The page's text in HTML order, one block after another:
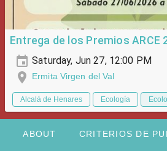
Entrega de los Premios ARCE
Saturday, Jun 27, 12:00 PM
Ermita Virgen del Val
Alcalá de Henares Ecología
ABOUT CRITERIOS DE